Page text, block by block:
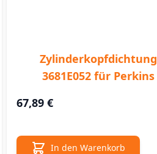
Zylinderkopfdichtung
3681E052 für Perkins
67,89 €
In den Warenkorb